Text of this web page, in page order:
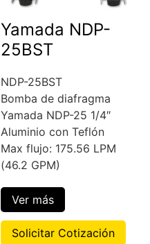
Yamada NDP-
25BST
NDP-25BST
Bomba de diafragma
Yamada NDP-25 1/4″
Aluminio con Teflón
Max flujo: 175.56 LPM
(46.2 GPM)
Ver más
Solicitar Cotización